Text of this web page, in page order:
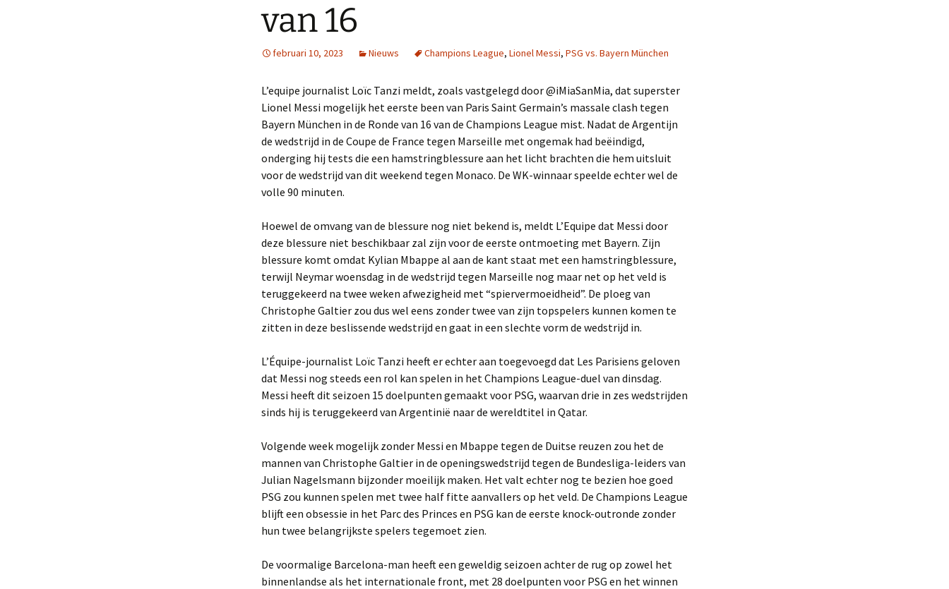
van 16
februari 10, 2023 Nieuws Champions League, Lionel Messi, PSG vs. Bayern München
L’equipe journalist Loïc Tanzi meldt, zoals vastgelegd door @iMiaSanMia, dat superster
Lionel Messi mogelijk het eerste been van Paris Saint Germain’s massale clash tegen
Bayern München in de Ronde van 16 van de Champions League mist. Nadat de Argentijn
de wedstrijd in de Coupe de France tegen Marseille met ongemak had beëindigd,
onderging hij tests die een hamstringblessure aan het licht brachten die hem uitsluit
voor de wedstrijd van dit weekend tegen Monaco. De WK-winnaar speelde echter wel de
volle 90 minuten.
Hoewel de omvang van de blessure nog niet bekend is, meldt L’Equipe dat Messi door
deze blessure niet beschikbaar zal zijn voor de eerste ontmoeting met Bayern. Zijn
blessure komt omdat Kylian Mbappe al aan de kant staat met een hamstringblessure,
terwijl Neymar woensdag in de wedstrijd tegen Marseille nog maar net op het veld is
teruggekeerd na twee weken afwezigheid met “spiervermoeidheid”. De ploeg van
Christophe Galtier zou dus wel eens zonder twee van zijn topspelers kunnen komen te
zitten in deze beslissende wedstrijd en gaat in een slechte vorm de wedstrijd in.
L’Équipe-journalist Loïc Tanzi heeft er echter aan toegevoegd dat Les Parisiens geloven
dat Messi nog steeds een rol kan spelen in het Champions League-duel van dinsdag.
Messi heeft dit seizoen 15 doelpunten gemaakt voor PSG, waarvan drie in zes wedstrijden
sinds hij is teruggekeerd van Argentinië naar de wereldtitel in Qatar.
Volgende week mogelijk zonder Messi en Mbappe tegen de Duitse reuzen zou het de
mannen van Christophe Galtier in de openingswedstrijd tegen de Bundesliga-leiders van
Julian Nagelsmann bijzonder moeilijk maken. Het valt echter nog te bezien hoe goed
PSG zou kunnen spelen met twee half fitte aanvallers op het veld. De Champions League
blijft een obsessie in het Parc des Princes en PSG kan de eerste knock-outronde zonder
hun twee belangrijkste spelers tegemoet zien.
De voormalige Barcelona-man heeft een geweldig seizoen achter de rug op zowel het
binnenlandse als het internationale front, met 28 doelpunten voor PSG en het winnen